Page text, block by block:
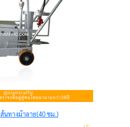
ส้นทางม้าลาย(40 ซม.)